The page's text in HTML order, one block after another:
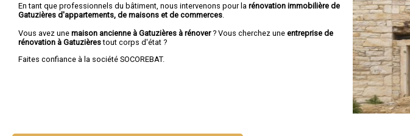
En tant que professionnels du bâtiment, nous intervenons pour la rénovation immobilière de
Gatuzières d'appartements, de maisons et de commerces
Vous avez une maison ancienne à Gatuzières à rénover? Vous cherchez une entreprise de
rénovation à Gatuzièrestout corps d'état ?
Faites confiance à la société SOCOREBAT.